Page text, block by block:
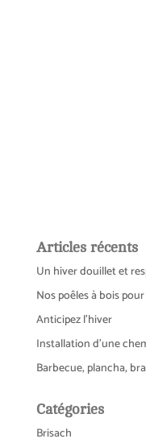
Articles récents
Un hiver douillet et
Nos poêles à bois
Anticipez l’hiver
Installation d’une
Barbecue, plancha,
Catégories
Brisach